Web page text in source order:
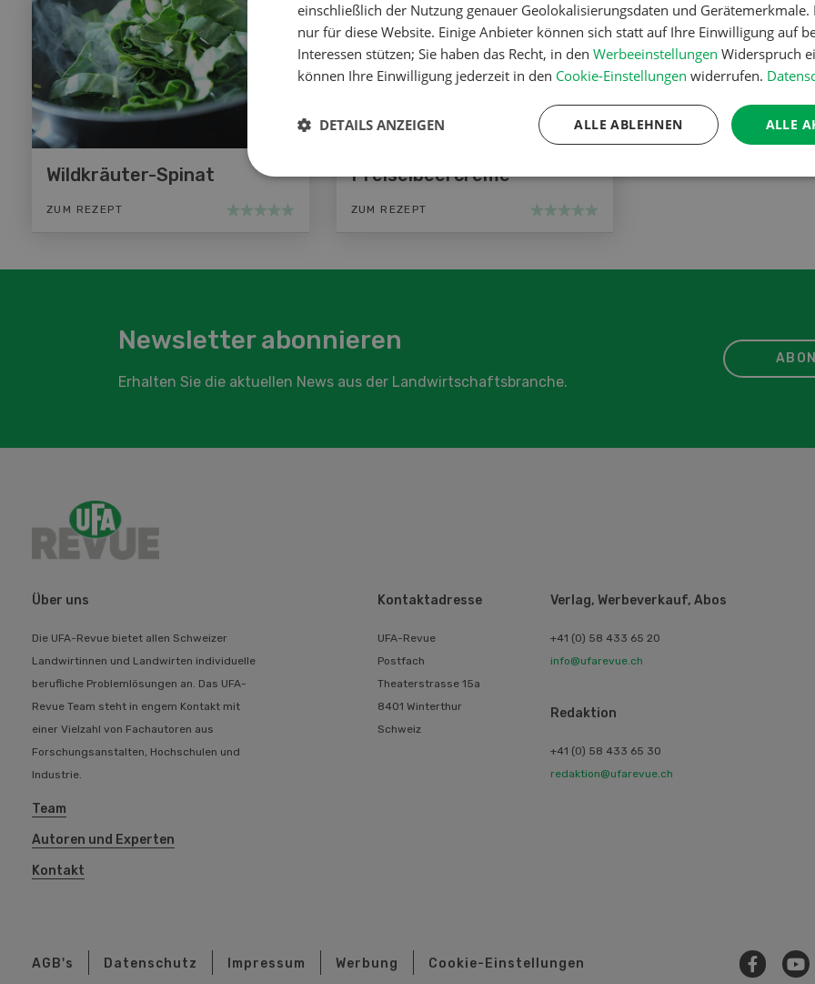
Wildkräuter-Spinat
ZUM REZEPT
Preiselbeercreme
ZUM REZEPT
Newsletter abonnieren
Erhalten Sie die aktuellen News aus der Landwirtschaftsbranche.
Über uns
Die UFA-Revue bietet allen Schweizer
Landwirtinnen und Landwirten individuelle
berufliche Problemlösungen an. Das UFA-
Revue Team steht in engem Kontakt mit
einer Vielzahl von Fachautoren aus
Forschungsanstalten, Hochschulen und
Industrie.
Team
Autoren und Experten
Kontakt
Kontaktadresse
UFA-Revue
Postfach
Theaterstrasse 15a
8401 Winterthur
Schweiz
Verlag, Werbeverkauf, Abos
+41 (0) 58 433 65 20
info@ufarevue.ch
Redaktion
+41 (0) 58 433 65 30
redaktion@ufarevue.ch
AGB's Datenschutz Impressum Werbung Cookie-Einstellungen
einschließlich der Nutzung genauer Geolokalisierungsdaten und
nur für diese Website. Einige Anbieter können sich statt auf Ihre Einwilligung auf
Interessen stützen; Sie haben das Recht, in den Werbeeinstellungen Widerspruch
können Ihre Einwilligung jederzeit in den Cookie-Einstellungen widerrufen.
ALLE
ALLE ABLEHNEN
DETAILS ANZEIGEN